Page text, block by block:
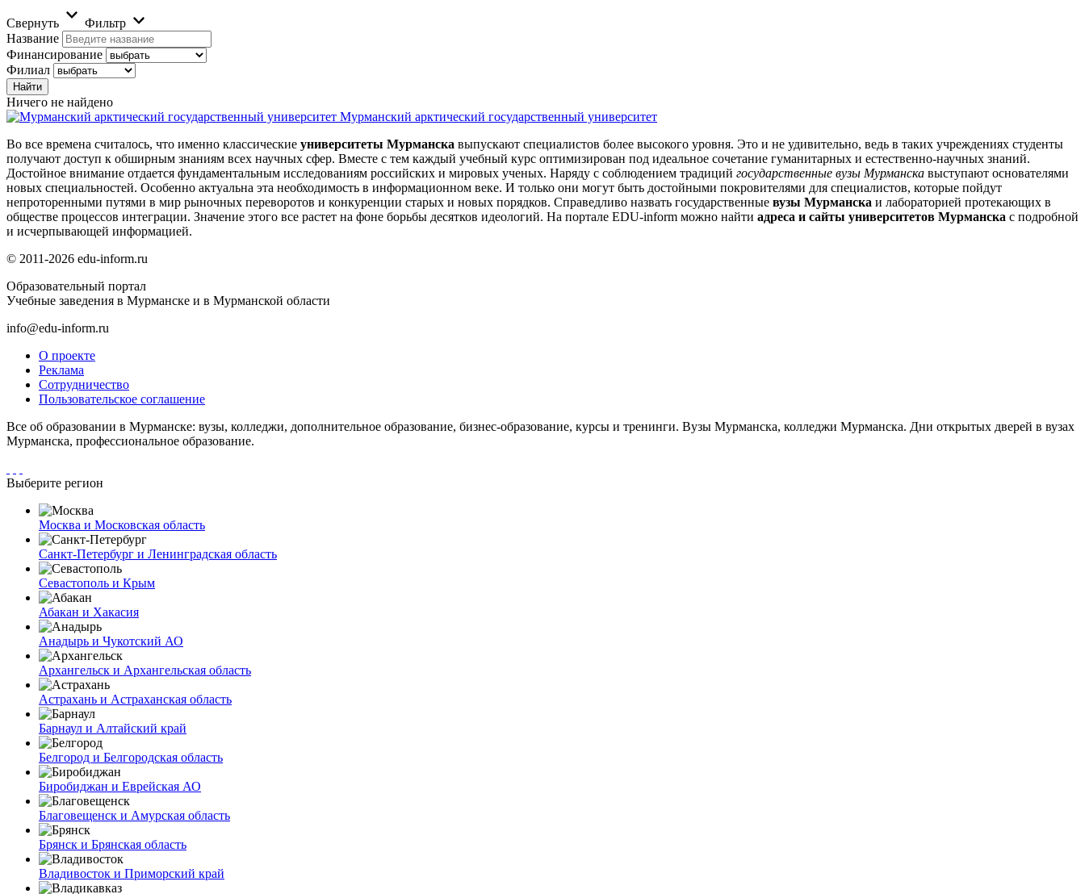
Свернуть
Фильтр
Название
Финансирование
Филиал
Ничего не найдено
Мурманский арктический государственный университет
Во все времена считалось, что именно классические университеты Мурманска выпускают специалистов более высокого уровня. Это и не удивительно, ведь в таких учреждениях студенты
получают доступ к обширным знаниям всех научных сфер. Вместе с тем каждый учебный курс оптимизирован под идеальное сочетание гуманитарных и естественно-научных знаний.
Достойное внимание отдается фундаментальным исследованиям российских и мировых ученых. Наряду с соблюдением традиций государственные вузы Мурманска выступают основателями
новых специальностей. Особенно актуальна эта необходимость в информационном веке. И только они могут быть достойными покровителями для специалистов, которые пойдут
непроторенными путями в мир рыночных переворотов и конкуренции старых и новых порядков. Справедливо назвать государственные вузы Мурманска и лабораторией протекающих в
обществе процессов интеграции. Значение этого все растет на фоне борьбы десятков идеологий. На портале EDU-inform можно найти адреса и сайты университетов Мурманска с подробной
и исчерпывающей информацией.
© 2011-2026 edu-inform.ru
Образовательный портал
Учебные заведения в Мурманске и в Мурманской области
info@edu-inform.ru
О проекте
Реклама
Сотрудничество
Пользовательское соглашение
Все об образовании в Мурманске: вузы, колледжи, дополнительное образование, бизнес-образование, курсы и тренинги. Вузы Мурманска, колледжи Мурманска. Дни открытых дверей в вузах
Мурманска, профессиональное образование.
Выберите регион
Москва и Московская область
Санкт-Петербург и Ленинградская область
Севастополь и Крым
Абакан и Хакасия
Анадырь и Чукотский АО
Архангельск и Архангельская область
Астрахань и Астраханская область
Барнаул и Алтайский край
Белгород и Белгородская область
Биробиджан и Еврейская АО
Благовещенск и Амурская область
Брянск и Брянская область
Владивосток и Приморский край